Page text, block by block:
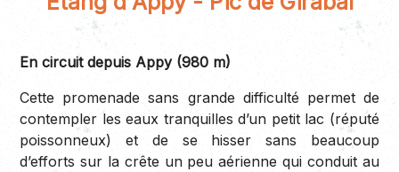
En circuit depuis Appy (980 m)
Cette promenade sans grande difficulté permet de
contempler les eaux tranquilles d’un petit lac (réputé
poissonneux) et de se hisser sans beaucoup
d’efforts sur la crête un peu aérienne qui conduit au